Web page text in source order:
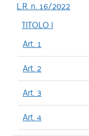
L.R. n. 16/2022
TITOLO I
Art. 1
Art. 2
Art. 3
Art. 4